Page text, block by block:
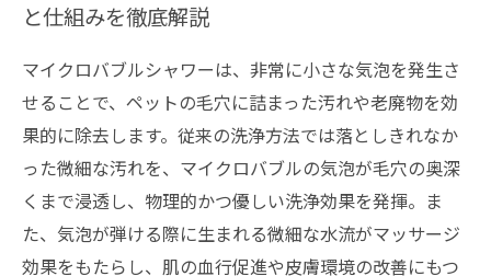
と仕組みを徹底解説
マイクロバブルシャワーは、非常に小さな気泡を発生さ
せることで、ペットの毛穴に詰まった汚れや老廃物を効
果的に除去します。従来の洗浄方法では落としきれなか
った微細な汚れを、マイクロバブルの気泡が毛穴の奥深
くまで浸透し、物理的かつ優しい洗浄効果を発揮。ま
た、気泡が弾ける際に生まれる微細な水流がマッサージ
効果をもたらし、肌の血行促進や皮膚環境の改善にもつ